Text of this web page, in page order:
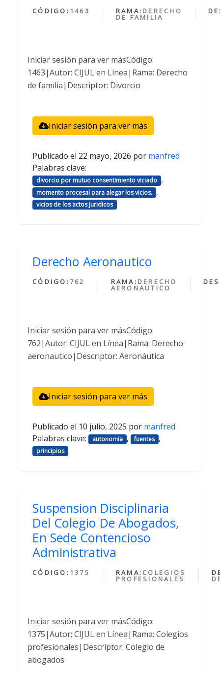
CÓDIGO: 1463 RAMA: DERECHO
DE FAMILIA
Iniciar sesión para ver másCódigo:
1463|Autor: CIJUL en Línea|Rama: Derecho
de familia|Descriptor: Divorcio
Iniciar sesión para ver más
Publicado el 22 mayo, 2026 por manfred
Palabras clave:
divorcio por mutuo consentimiento viciado ,
momento procesal para alegar los vicios. ,
vicios de los actos juridicos
Derecho Aeronautico
CÓDIGO: 762 RAMA: DERECHO
AERONAUTICO
Iniciar sesión para ver másCódigo:
762|Autor: CIJUL en Línea|Rama: Derecho
aeronautico|Descriptor: Aeronáutica
Iniciar sesión para ver más
Publicado el 10 julio, 2025 por manfred
Palabras clave:
autonomia , fuentes ,
principios
Suspension Disciplinaria
Del Colegio De Abogados,
En Sede Contencioso
Administrativa
CÓDIGO: 1375 RAMA: COLEGIOS
PROFESIONALES
Iniciar sesión para ver másCódigo:
1375|Autor: CIJUL en Línea|Rama: Colegios
profesionales|Descriptor: Colegio de
abogados